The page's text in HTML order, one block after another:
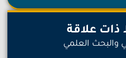
ذات علاقة
والبحث العلمي